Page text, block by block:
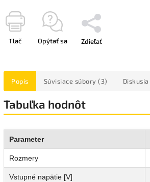
Tlač Opýtať sa Zdieľať
Popis Súvisiace súbory (3) Diskusia
Tabuľka hodnôt
Parameter
Rozmery
Vstupné napätie [V]